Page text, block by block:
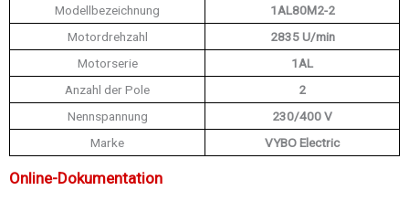
Modellbezeichnung
1AL80M2-2
Motordrehzahl
2835 U/min
Motorserie
1AL
Anzahl der Pole
2
Nennspannung
230/400 V
Marke
VYBO Electric
Online-Dokumentation